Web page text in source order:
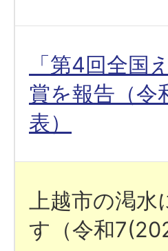
「第4回全国
賞を報告（令
表）
上越市の渇
す（令和